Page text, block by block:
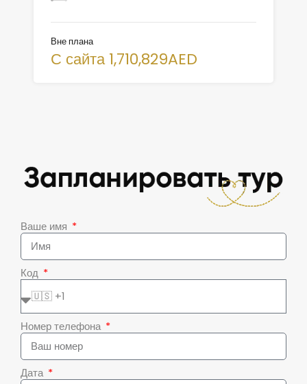
Вне плана
С сайта 1,710,829AED
Ваше имя
Код
Номер телефона
Дата